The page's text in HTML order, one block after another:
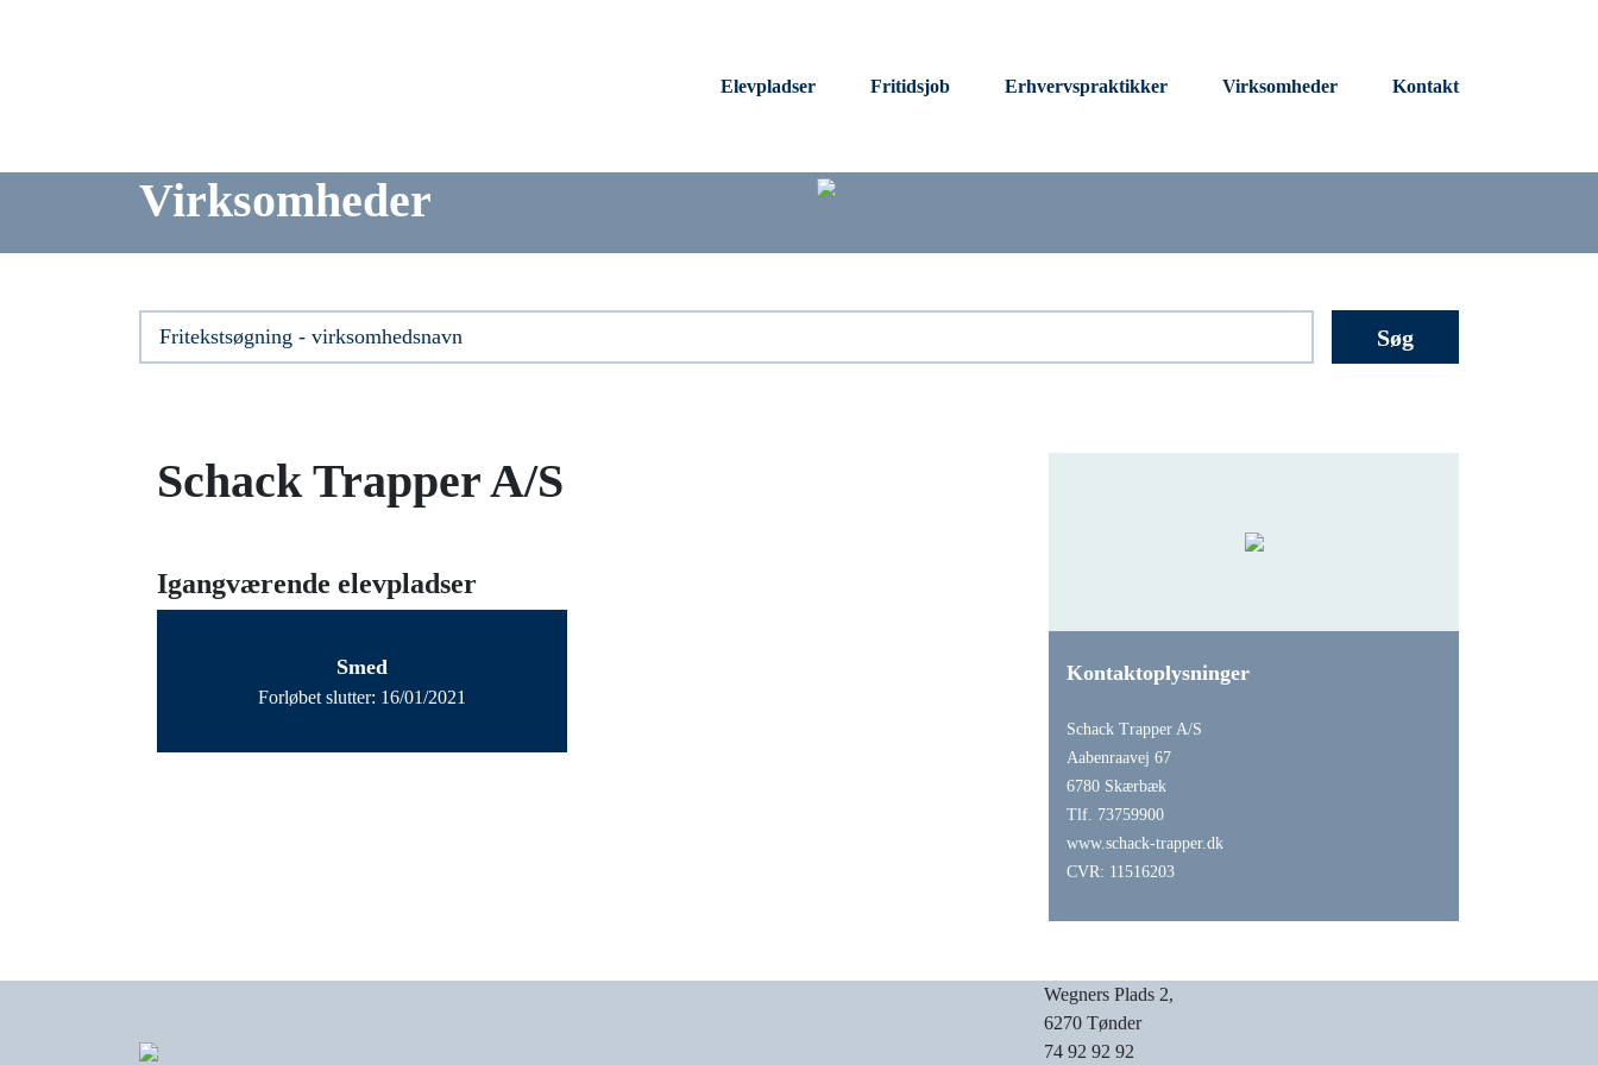
Elevpladser Fritidsjob Erhvervspraktikker Virksomheder Kontakt
Virksomheder
Søg
Schack Trapper A/S
Igangværende elevpladser
Smed
Forløbet slutter: 16/01/2021
Kontaktoplysninger
Schack Trapper A/S
Aabenraavej 67
6780 Skærbæk
Tlf. 73759900
www.schack-trapper.dk
CVR: 11516203
Wegners Plads 2,
6270 Tønder
74 92 92 92